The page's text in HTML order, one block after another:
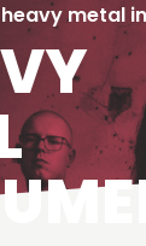
heavy metal